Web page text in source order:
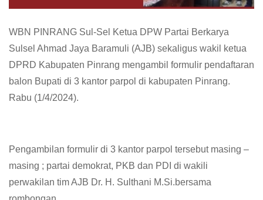
WBN PINRANG Sul-Sel Ketua DPW Partai Berkarya
Sulsel Ahmad Jaya Baramuli (AJB) sekaligus wakil ketua
DPRD Kabupaten Pinrang mengambil formulir pendaftaran
balon Bupati di 3 kantor parpol di kabupaten Pinrang.
Rabu (1/4/2024).
Pengambilan formulir di 3 kantor parpol tersebut masing –
masing ; partai demokrat, PKB dan PDI di wakili
perwakilan tim AJB Dr. H. Sulthani M.Si.bersama